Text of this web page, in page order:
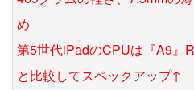
め
第5世代iPadのCPUは『A9』
と比較してスペックアップ↑